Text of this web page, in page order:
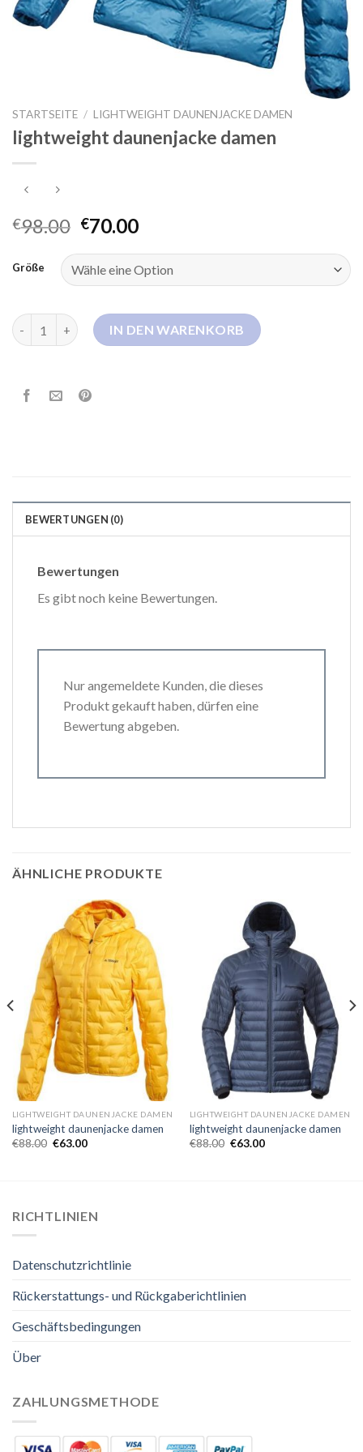
STARTSEITE / LIGHTWEIGHT DAUNENJACKE DAMEN
lightweight daunenjacke damen
€98.00 €70.00
Größe
lightweight daunenjacke damen Menge
IN DEN WARENKORB
BEWERTUNGEN (0)
Bewertungen
Es gibt noch keine Bewertungen.
Nur angemeldete Kunden, die dieses
Produkt gekauft haben, dürfen eine
Bewertung abgeben.
ÄHNLICHE PRODUKTE
LIGHTWEIGHT DAUNENJACKE DAMEN
lightweight daunenjacke damen
€88.00 €63.00
LIGHTWEIGHT DAUNENJACKE DAMEN
lightweight daunenjacke damen
€88.00 €63.00
RICHTLINIEN
Datenschutzrichtlinie
Rückerstattungs- und Rückgaberichtlinien
Geschäftsbedingungen
Über
ZAHLUNGSMETHODE